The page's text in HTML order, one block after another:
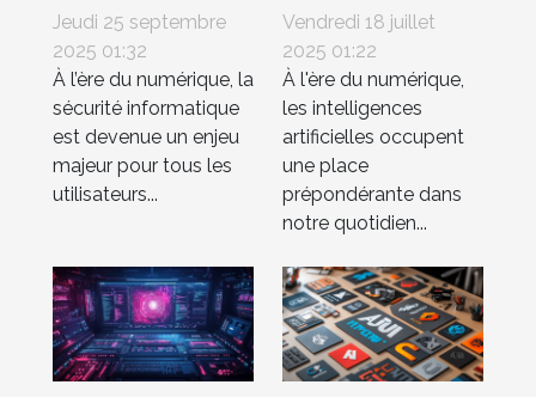
appareils des
logiciels
malveillants les
plus récents ?
Jeudi 25 septembre
2025 01:32
À l’ère du numérique, la
sécurité informatique
est devenue un enjeu
majeur pour tous les
utilisateurs...
éthiques
influencent-ils
le
développement
de l'IA ?
Vendredi 18 juillet
2025 01:22
À l'ère du numérique,
les intelligences
artificielles occupent
une place
prépondérante dans
notre quotidien...